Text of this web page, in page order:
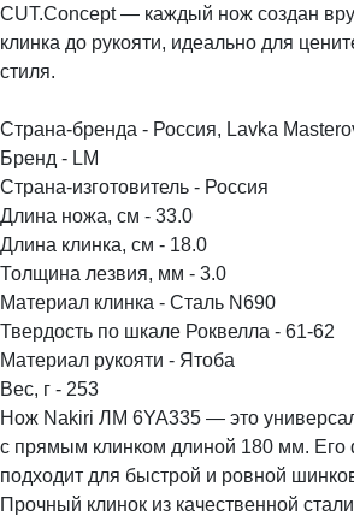
CUT.Concept — каждый нож создан
клинка до рукояти, идеально для
стиля.
Страна-бренда - Россия, Lavka
Бренд - LM
Страна-изготовитель - Россия
Длина ножа, см - 33.0
Длина клинка, см - 18.0
Толщина лезвия, мм - 3.0
Материал клинка - Сталь N690
Твердость по шкале Роквелла - 61-62
Материал рукояти - Ятоба
Вес, г - 253
Нож Nakiri ЛМ 6YA335 — это
с прямым клинком длиной 180 мм.
подходит для быстрой и ровной
Прочный клинок из качественной